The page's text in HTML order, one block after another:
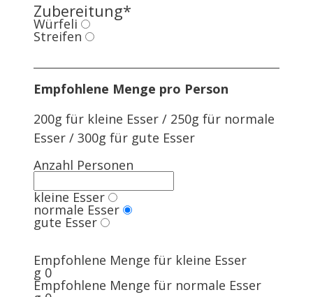
Zubereitung*
Würfeli
Streifen
Empfohlene Menge pro Person
200g für kleine Esser / 250g für normale
Esser / 300g für gute Esser
Anzahl Personen
kleine Esser
normale Esser
gute Esser
Empfohlene Menge für kleine Esser
g 0
Empfohlene Menge für normale Esser